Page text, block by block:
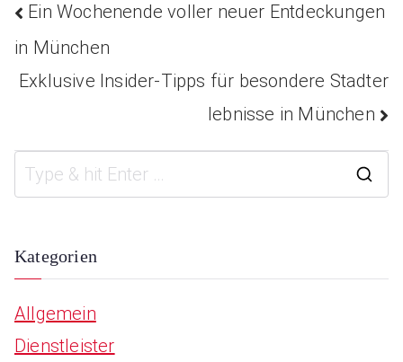
Ein Wochenende voller neuer Entdeckungen
in München
Exklusive Insider-Tipps für besondere Stadter
lebnisse in München
r
Kategorien
Allgemein
Dienstleister